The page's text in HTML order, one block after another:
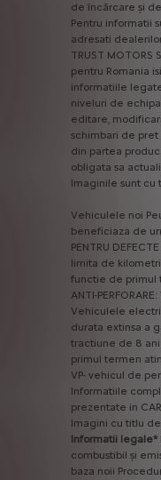
de încărcare și de
Pentru informatii
adresati
TRUST MOTORS
pentru Romania isi
informatiile
niveluri de
editare, modificari
schimbari de pret
din partea
obligata sa
Imaginile sunt cu
Vehiculele noi
beneficiaza de
PENTRU DEFECTE
limita de kilometri
functie de primul
ANTI-PERFORARE:
Vehiculele
durata extinsa a
tractiune de 8 ani
primul termen
VP- vehicul de
Informatiile
prezentate in
Imagini cu titlu de
Informatii legale*
combustibil și
baza noii